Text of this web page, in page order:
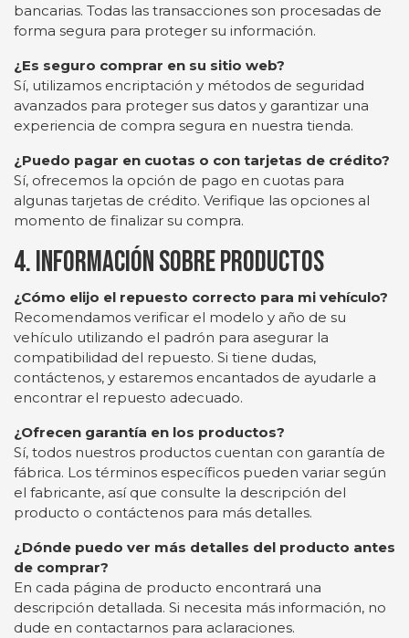
bancarias. Todas las transacciones son procesadas de
forma segura para proteger su información.
¿Es seguro comprar en su sitio web?
Sí, utilizamos encriptación y métodos de seguridad
avanzados para proteger sus datos y garantizar una
experiencia de compra segura en nuestra tienda.
¿Puedo pagar en cuotas o con tarjetas de crédito?
Sí, ofrecemos la opción de pago en cuotas para
algunas tarjetas de crédito. Verifique las opciones al
momento de finalizar su compra.
4. Información sobre Productos
¿Cómo elijo el repuesto correcto para mi vehículo?
Recomendamos verificar el modelo y año de su
vehículo utilizando el padrón para asegurar la
compatibilidad del repuesto. Si tiene dudas,
contáctenos, y estaremos encantados de ayudarle a
encontrar el repuesto adecuado.
¿Ofrecen garantía en los productos?
Sí, todos nuestros productos cuentan con garantía de
fábrica. Los términos específicos pueden variar según
el fabricante, así que consulte la descripción del
producto o contáctenos para más detalles.
¿Dónde puedo ver más detalles del producto antes
de comprar?
En cada página de producto encontrará una
descripción detallada. Si necesita más información, no
dude en contactarnos para aclaraciones.